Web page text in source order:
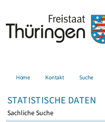
Home Kontakt Suche
STATISTISCHE DATEN
Sachliche Suche